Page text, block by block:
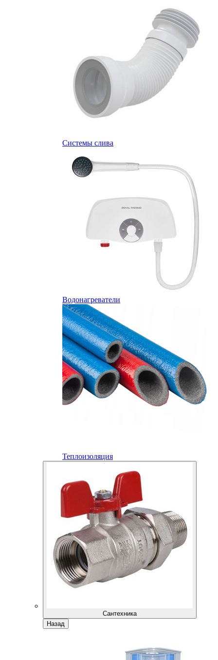
Системы слива
Водонагреватели
Теплоизоляция
Сантехника
Назад